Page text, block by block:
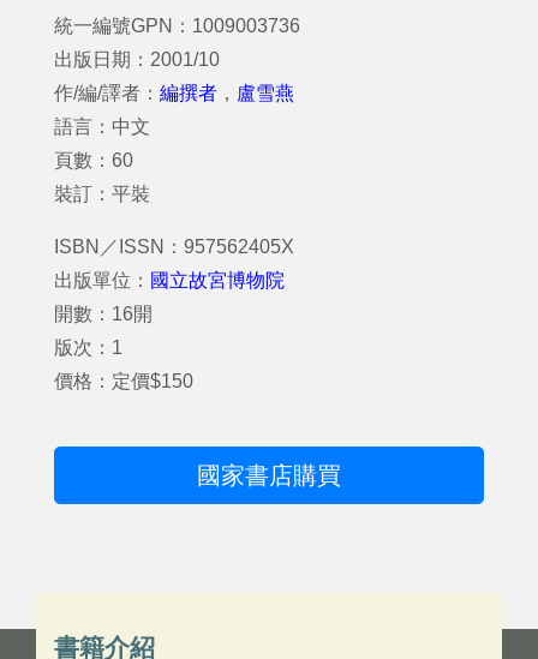
統一編號GPN：1009003736
出版日期：2001/10
作/編/譯者： 編撰者 ， 盧雪燕
語言：中文
頁數：60
裝訂：平裝
ISBN／ISSN：957562405X
出版單位： 國立故宮博物院
開數：16開
版次：1
價格：定價$150
國家書店購買
書籍介紹